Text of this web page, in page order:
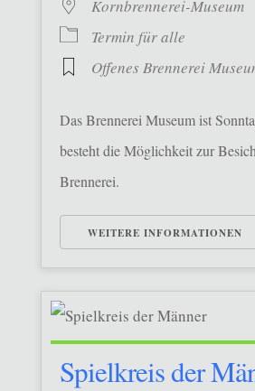
Kornbrennerei-Museum
Termin für alle
Offenes Brennerei
Das Brennerei Museum ist
besteht die Möglichkeit zur
Brennerei.
WEITERE INFORMATIONEN
Spielkreis der